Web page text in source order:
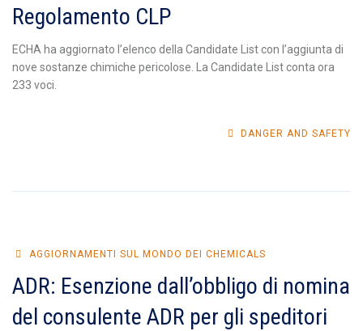
Regolamento CLP
ECHA ha aggiornato l’elenco della Candidate List con l’aggiunta di
nove sostanze chimiche pericolose. La Candidate List conta ora
233 voci.
DANGER AND SAFETY
AGGIORNAMENTI SUL MONDO DEI CHEMICALS
ADR: Esenzione dall’obbligo di nomina
del consulente ADR per gli speditori